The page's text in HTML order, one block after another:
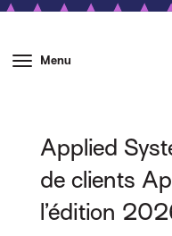
Menu
Applied
de clients
l’édition